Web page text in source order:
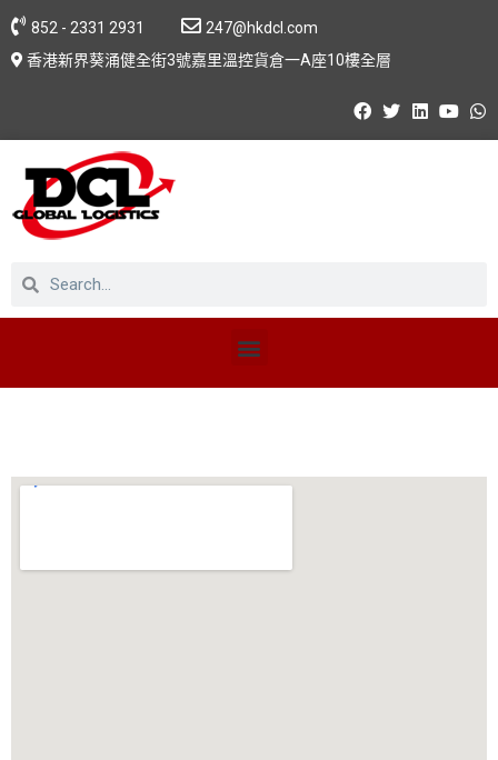
852 - 2331 2931
247@hkdcl.com
香港新界葵涌健全街3號嘉里溫控貨倉一A座10樓全層